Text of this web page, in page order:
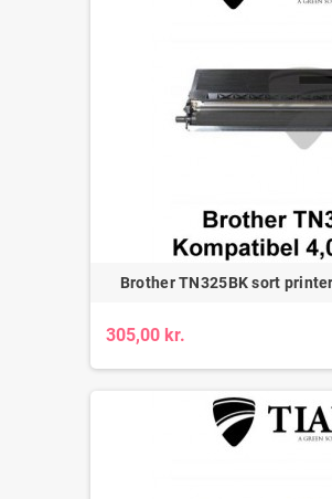
Brother TN325BK sort
305,00 kr.